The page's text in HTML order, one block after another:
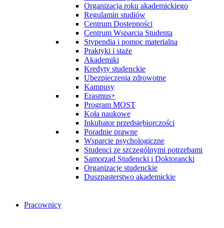
Organizacja roku akademickiego
Regulamin studiów
Centrum Dostępności
Centrum Wsparcia Studenta
Stypendia i pomoc materialna
Praktyki i staże
Akademiki
Kredyty studenckie
Ubezpieczenia zdrowotne
Kampusy
Erasmus+
Program MOST
Koła naukowe
Inkubator przedsiębiorczości
Poradnie prawne
Wsparcie psychologiczne
Studenci ze szczególnymi potrzebami
Samorząd Studencki i Doktorancki
Organizacje studenckie
Duszpasterstwo akademickie
Pracownicy